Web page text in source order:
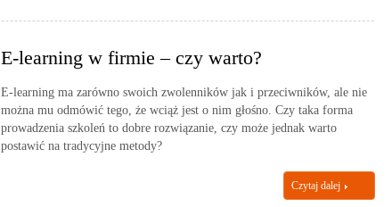
E-learning w firmie – czy warto?
E-learning ma zarówno swoich zwolenników jak i przeciwników, ale nie
można mu odmówić tego, że wciąż jest o nim głośno. Czy taka forma
prowadzenia szkoleń to dobre rozwiązanie, czy może jednak warto
postawić na tradycyjne metody?
Czytaj dalej